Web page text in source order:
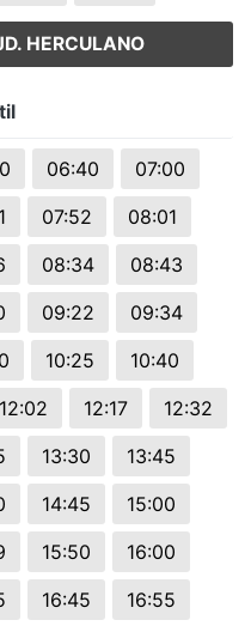
HERCULANO
06:40
07:00
07:52
08:01
08:34
08:43
09:22
09:34
10:25
10:40
12:02 12:17
12:32
13:30
13:45
14:45
15:00
15:50
16:00
16:45
16:55